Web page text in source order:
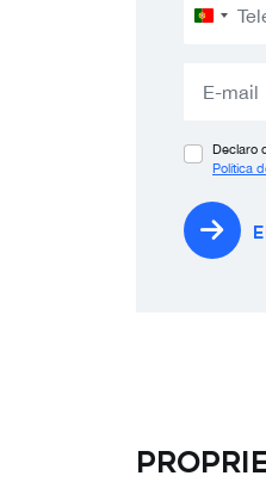
Declaro
Política